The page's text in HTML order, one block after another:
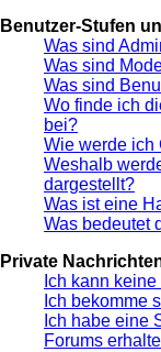
Benutzer-Stufen
Was sind
Was sind
Was sind
Wo finde ich
bei?
Wie werde ich
Weshalb
dargestellt?
Was ist eine
Was bedeutet
Private
Ich kann
Ich bekomme
Ich habe eine
Forums